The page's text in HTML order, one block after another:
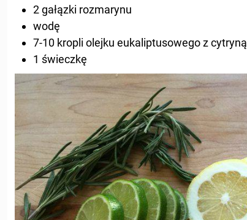
2 gałązki rozmarynu
wodę
7-10 kropli olejku eukaliptusowego z cytryną
1 świeczkę